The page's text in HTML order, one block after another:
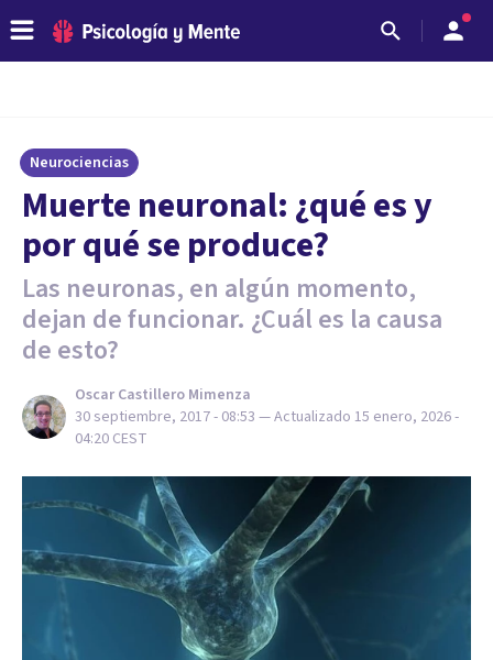
Neurociencias
​Muerte neuronal: ¿qué es y
por qué se produce?
Las neuronas, en algún momento,
dejan de funcionar. ¿Cuál es la causa
de esto?
Oscar Castillero Mimenza
30 septiembre, 2017 - 08:53 — Actualizado 15 enero, 2026 -
04:20 CEST